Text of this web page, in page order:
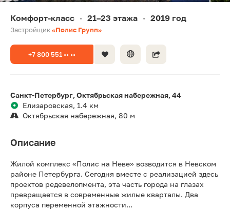
Комфорт-класс • 21–23 этажа • 2019 год
Застройщик«Полис Групп»
+7 800 551 •• ••
Санкт-Петербург, Октябрьская набережная, 44
Елизаровская, 1.4 км
Октябрьская набережная, 80 м
Описание
Жилой комплекс «Полис на Неве» возводится в Невском
районе Петербурга. Сегодня вместе с реализацией здесь
проектов редевелопмента, эта часть города на глазах
превращается в современные жилые кварталы. Два
корпуса переменной этажности...